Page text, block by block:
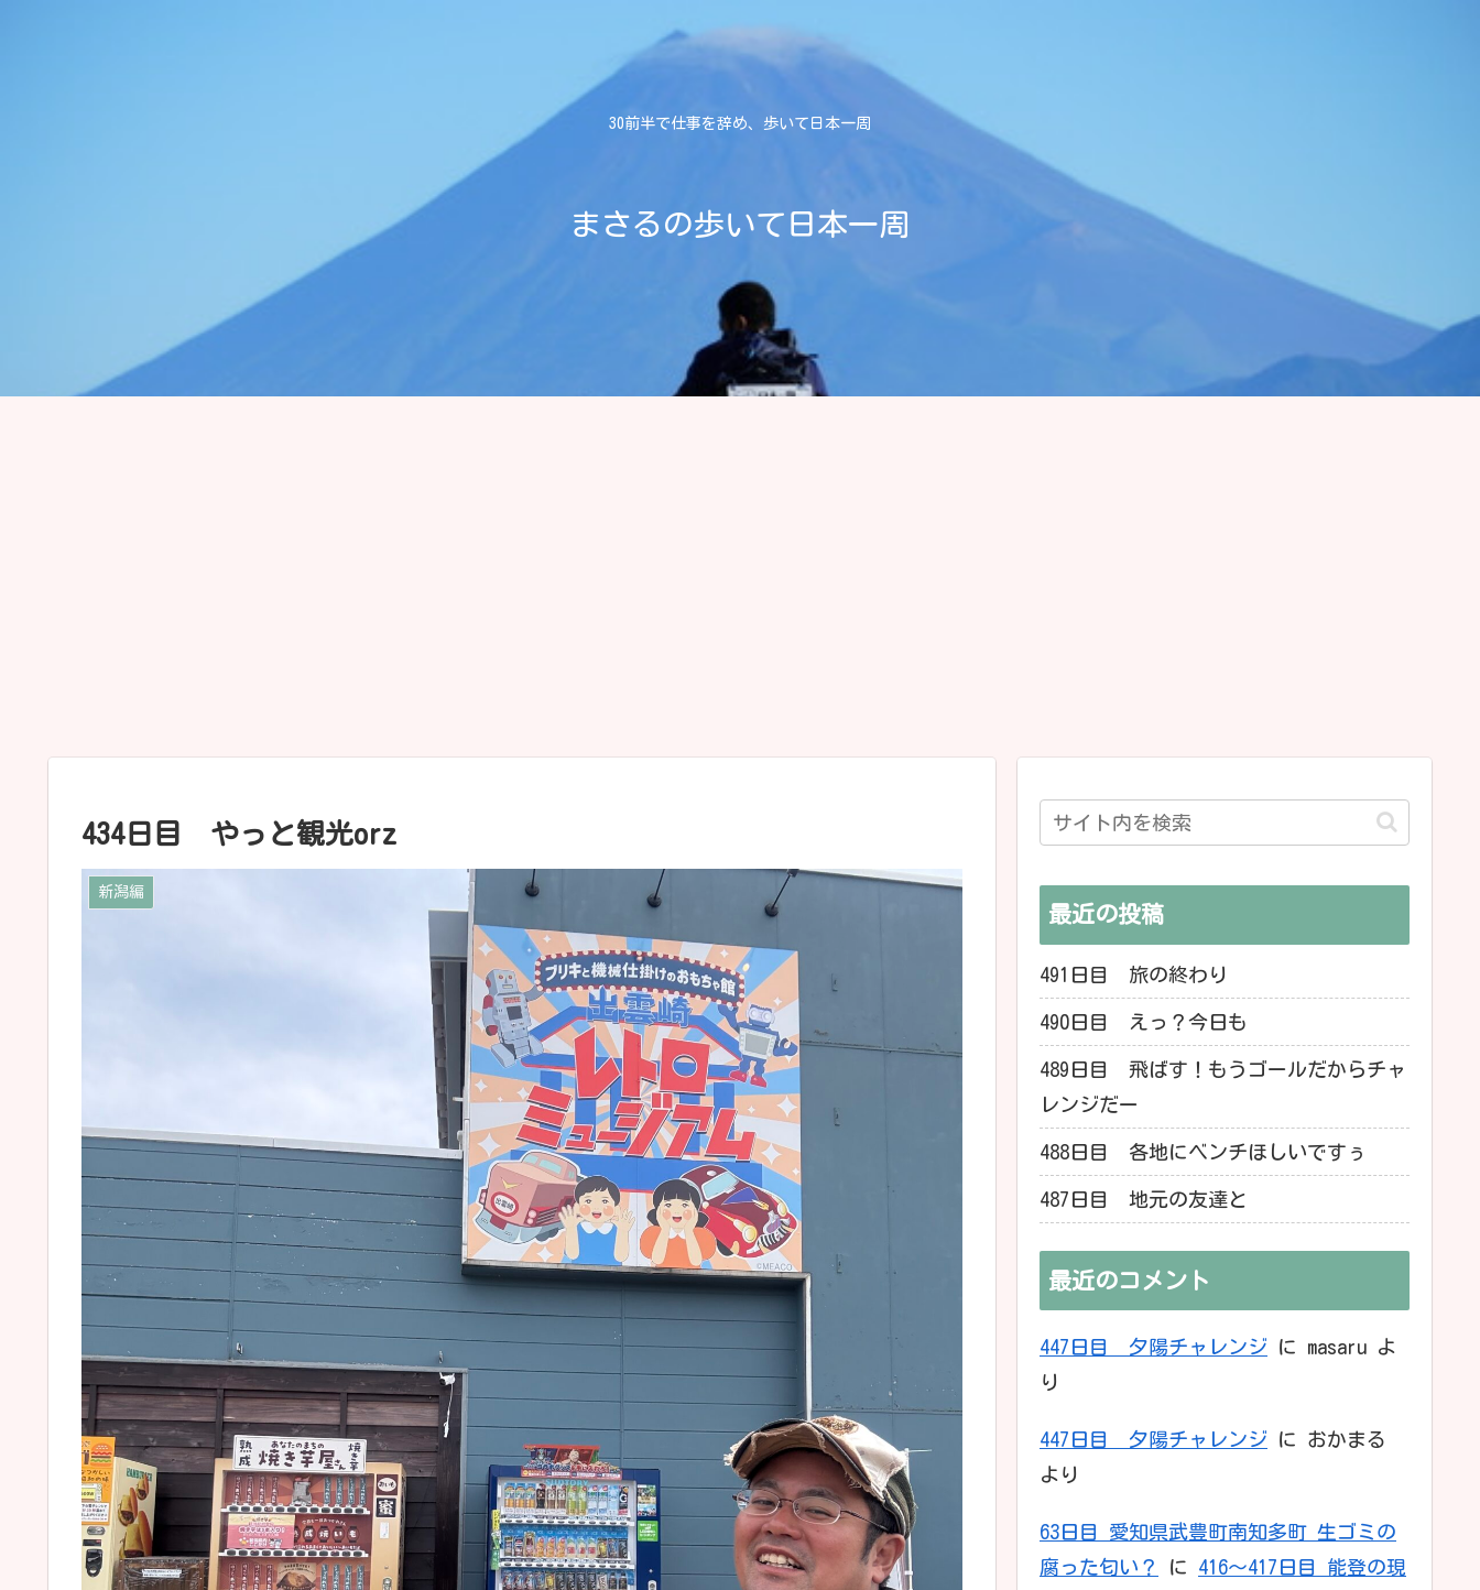
30前半で仕事を辞め、歩いて日本一周
まさるの歩いて日本一周
434日目 やっと観光orz
新潟編
最近の投稿
491日目 旅の終わり
490日目 えっ？今日も
489日目 飛ばす！もうゴールだからチャ
レンジだー
488日目 各地にベンチほしいですぅ
487日目 地元の友達と
最近のコメント
447日目 夕陽チャレンジ に masaru よ
り
447日目 夕陽チャレンジ に おかまる
より
63日目 愛知県武豊町南知多町 生ゴミの
腐った匂い？
に 416〜417日目 能登の現